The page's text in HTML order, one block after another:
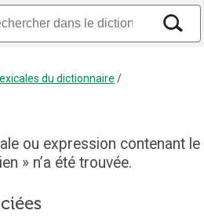
du dictionnaire /
ou expression contenant le
» n’a été trouvée.